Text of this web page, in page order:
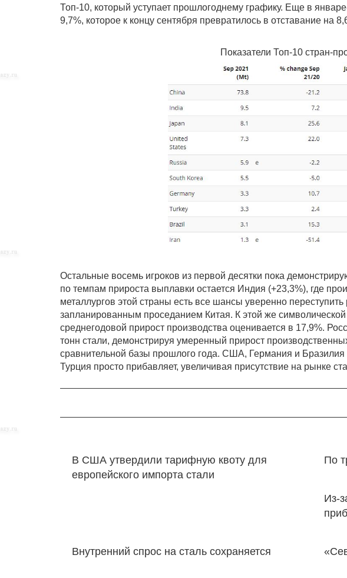
Топ-10, который уступает прошлогоднему графику. Еще в
9,7%, которое к концу сентября превратилось в отставание на
Показатели Топ-10 стран-
Остальные восемь игроков из первой десятки пока
по темпам прироста выплавки остается Индия (+23,3%), где
металлургов этой страны есть все шансы уверенно
запланированным проседанием Китая. К этой же
среднегодовой прирост производства оценивается в 17,9%.
тонн стали, демонстрируя умеренный прирост
сравнительной базы прошлого года. США, Германия и
Турция просто прибавляет, увеличивая присутствие на рынке
В США утвердили тарифную квоту для
европейского импорта стали
По
Из-
Внутренний спрос на сталь сохраняется